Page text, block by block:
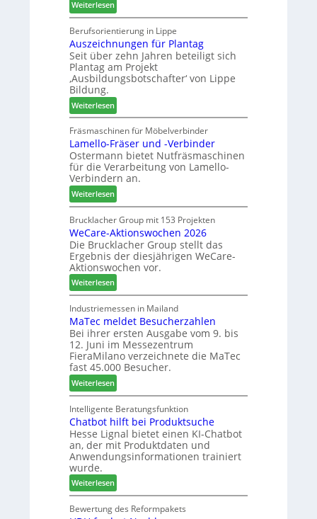
S
o
r
t
i
m
e
n
t
ä
d
t
z
u
m
T
e
f
f
e
i
n
Weiterlesen:
M
a
r
t
i
n
N
e
u
e
r
G
e
s
c
h
ä
f
t
s
f
ü
h
r
e
r
Berufsorientierung in Lippe
Auszeichnungen für Plantag
Seit über zehn Jahren beteiligt sich
Plantag am Projekt
‚Ausbildungsbotschafter‘ von Lippe
Bildung.
Weiterlesen:
A
u
s
z
e
i
c
h
n
u
n
g
e
n
f
ü
r
P
l
a
n
t
a
g
Fräsmaschinen für Möbelverbinder
Lamello-Fräser und -Verbinder
Ostermann bietet Nutfräsmaschinen
für die Verarbeitung von Lamello-
Verbindern an.
Weiterlesen:
L
a
m
e
l
l
o
-
F
r
ä
s
e
r
u
n
d
-
V
e
r
b
i
n
d
Brucklacher Group mit 153 Projekten
WeCare-Aktionswochen 2026
Die Brucklacher Group stellt das
Ergebnis der diesjährigen WeCare-
Aktionswochen vor.
Weiterlesen:
W
e
C
a
r
e
-
A
k
t
i
o
n
s
w
o
c
h
Industriemessen in Mailand
MaTec meldet Besucherzahlen
Bei ihrer ersten Ausgabe vom 9. bis
12. Juni im Messezentrum
FieraMilano verzeichnete die MaTec
fast 45.000 Besucher.
Weiterlesen:
M
a
T
e
c
m
l
d
e
Intelligente Beratungsfunktion
Chatbot hilft bei Produktsuche
Hesse Lignal bietet einen KI-Chatbot
an, der mit Produktdaten und
Anwendungsinformationen trainiert
wurde.
Weiterlesen:
C
h
Bewertung des Reformpakets